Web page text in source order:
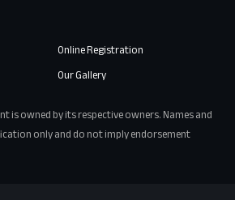
Online Registration
Our Gallery
is owned by its respective owners. Names and
only and do not imply endorsement